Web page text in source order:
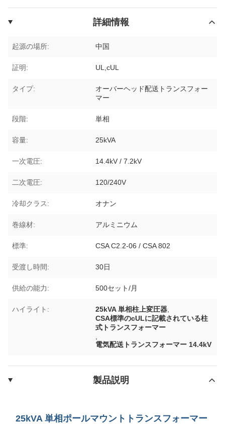
詳細情報
起源の場所: 中国
証明: UL,cUL
タイプ:
オーバーヘッド配送トランスフォー
マー
段階: 単相
容量: 25kVA
一次電圧: 14.4kV / 7.2kV
二次電圧: 120/240V
冷却クラス: オナン
巻線材: アルミニウム
標準: CSA C2.2-06 / CSA 802
受渡し時間: 30日
供給の能力: 500セット/月
ハイライト: 25kVA 単相柱上変圧器
CSA標準のcULに記載されている柱
式トランスフォーマー
電気配送トランスフォーマー 14.4kV
製品説明
25kVA 単相ポールマウントトランスフォーマー